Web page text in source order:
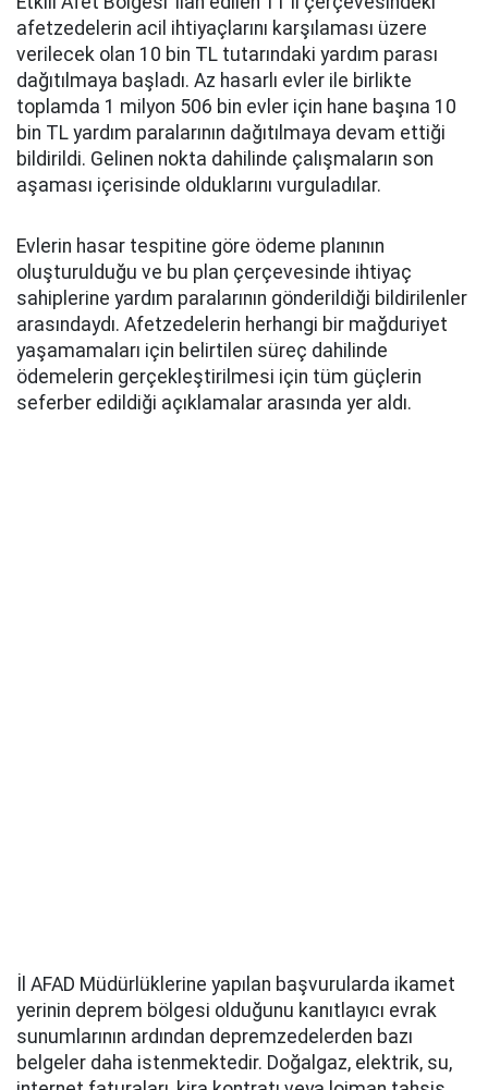
afetzedelerin acil ihtiyaçlarını karşılaması üzere
verilecek olan 10 bin TL tutarındaki yardım parası
dağıtılmaya başladı. Az hasarlı evler ile birlikte
toplamda 1 milyon 506 bin evler için hane başına 10
bin TL yardım paralarının dağıtılmaya devam ettiği
bildirildi. Gelinen nokta dahilinde çalışmaların son
aşaması içerisinde olduklarını vurguladılar.
Evlerin hasar tespitine göre ödeme planının
oluşturulduğu ve bu plan çerçevesinde ihtiyaç
sahiplerine yardım paralarının gönderildiği bildirilenler
arasındaydı. Afetzedelerin herhangi bir mağduriyet
yaşamamaları için belirtilen süreç dahilinde
ödemelerin gerçekleştirilmesi için tüm güçlerin
seferber edildiği açıklamalar arasında yer aldı.
İl AFAD Müdürlüklerine yapılan başvurularda ikamet
yerinin deprem bölgesi olduğunu kanıtlayıcı evrak
sunumlarının ardından depremzedelerden bazı
belgeler daha istenmektedir. Doğalgaz, elektrik, su,